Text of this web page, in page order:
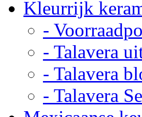
Kleurrijk
-
- Talavera
- Talavera
- Talavera